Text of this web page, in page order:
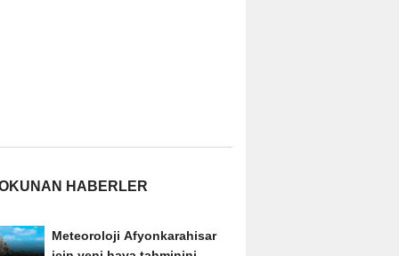
HABERLER
Meteoroloji Afyonkarahisar